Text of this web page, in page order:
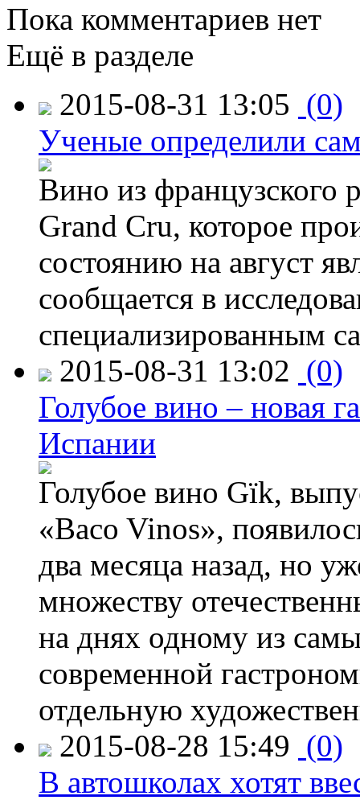
Пока комментариев нет
Ещё в разделе
2015-08-31 13:05 (0)
Ученые определили
Вино из французского
Grand Cru, которое
состоянию на август
сообщается в
специализированным
2015-08-31 13:02 (0)
Голубое вино – новая
Испании
Голубое вино Gïk,
«Baco Vinos»,
два месяца назад, но
множеству
на днях одному из
современной
отдельную
2015-08-28 15:49 (0)
В автошколах хотят